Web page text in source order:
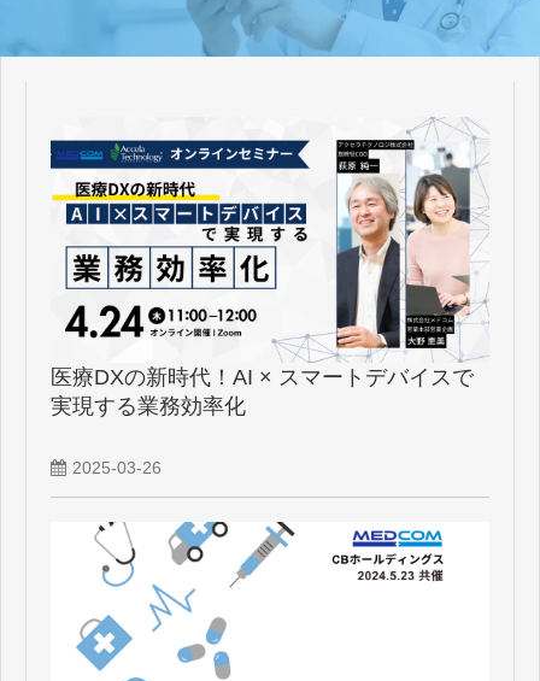
セミナー
ブログ
企業情報
医療DXの新時代！AI × スマートデバイスで
実現する業務効率化
2025-03-26